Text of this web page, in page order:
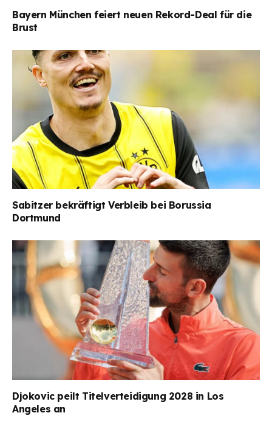
Bayern München feiert neuen Rekord-Deal für die
Brust
Sabitzer bekräftigt Verbleib bei Borussia
Dortmund
Djokovic peilt Titelverteidigung 2028 in Los
Angeles an